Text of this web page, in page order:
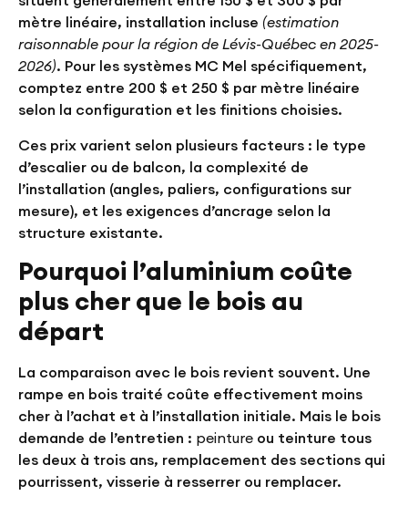
mètre linéaire, installation incluse (estimation
raisonnable pour la région de Lévis-Québec en 2025-
2026). Pour les systèmes MC Mel spécifiquement,
comptez entre 200 $ et 250 $ par mètre linéaire
selon la configuration et les finitions choisies.
Ces prix varient selon plusieurs facteurs : le type
d’escalier ou de balcon, la complexité de
l’installation (angles, paliers, configurations sur
mesure), et les exigences d’ancrage selon la
structure existante.
Pourquoi l’aluminium coûte
plus cher que le bois au
départ
La comparaison avec le bois revient souvent. Une
rampe en bois traité coûte effectivement moins
cher à l’achat et à l’installation initiale. Mais le bois
demande de l’entretien : peinture ou teinture tous
les deux à trois ans, remplacement des sections qui
pourrissent, visserie à resserrer ou remplacer.